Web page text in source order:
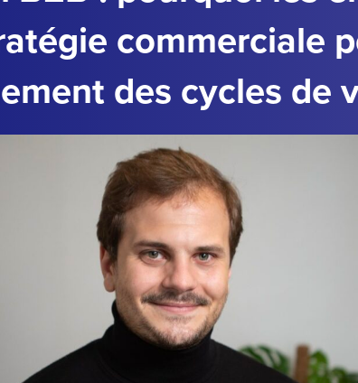
commerciale
des cycles de